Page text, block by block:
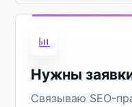
Нужны
Связываю SEO-